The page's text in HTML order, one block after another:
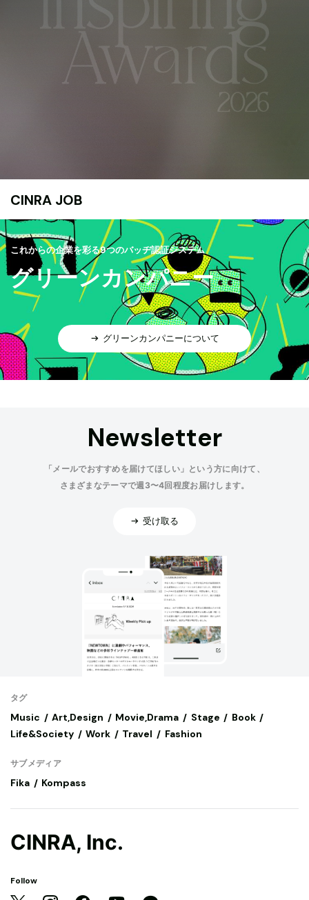
CINRA JOB
これからの企業を彩る9つのバッヂ認証システム
グリーンカンパニー
グリーンカンパニーについて
Newsletter
「メールでおすすめを届けてほしい」という方に向けて、
さまざまなテーマで週3〜4回程度お届けします。
受け取る
タグ
Music Art,Design Movie,Drama Stage
Book
Life&Society
Work Travel Fashion
サブメディア
Fika Kompass
CINRA, Inc.
Follow